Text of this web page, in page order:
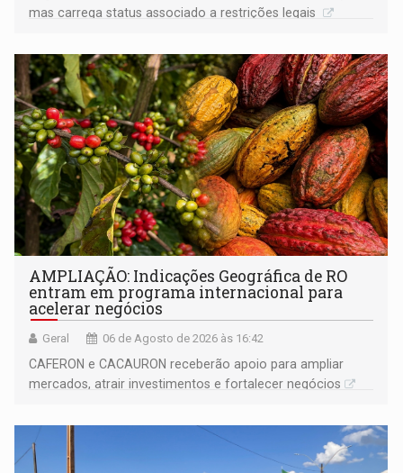
mas carrega status associado a restrições legais
AMPLIAÇÃO: Indicações Geográfica de RO
entram em programa internacional para
acelerar negócios
Geral 06 de Agosto de 2026 às 16:42
CAFERON e CACAURON receberão apoio para ampliar
mercados, atrair investimentos e fortalecer negócios